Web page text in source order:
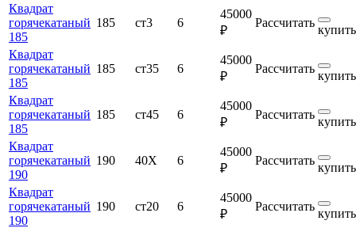
Квадрат
горячекатаный
185
185 ст3 6
45000
₽
Рассчитать
купить
Квадрат
горячекатаный
185
185 ст35 6
45000
₽
Рассчитать
купить
Квадрат
горячекатаный
185
185 ст45 6
45000
₽
Рассчитать
купить
Квадрат
горячекатаный
190
190 40Х 6
45000
₽
Рассчитать
купить
Квадрат
горячекатаный
190
190 ст20 6
45000
₽
Рассчитать
купить